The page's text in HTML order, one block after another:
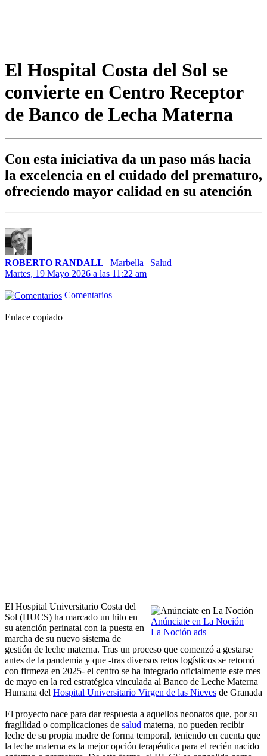
El Hospital Costa del Sol se
convierte en Centro Receptor
de Banco de Lecha Materna
Con esta iniciativa da un paso más hacia
la excelencia en el cuidado del prematuro,
ofreciendo mayor calidad en su atención
ROBERTO RANDALL | Marbella | Salud
Martes, 19 Mayo 2026 a las 11:22 am
Comentarios
Enlace copiado
Anúnciate en La Noción
La Noción ads
El Hospital Universitario Costa del
Sol (HUCS) ha marcado un hito en
su atención perinatal con la puesta en
marcha de su nuevo sistema de
gestión de leche materna. Tras un proceso que comenzó a gestarse
antes de la pandemia y que -tras diversos retos logísticos se retomó
con firmeza en 2025- el centro se ha integrado oficialmente este mes
de mayo en la red estratégica vinculada al Banco de Leche Materna
Humana del Hospital Universitario Virgen de las Nieves de Granada
El proyecto nace para dar respuesta a aquellos neonatos que, por su
fragilidad o complicaciones de salud materna, no pueden recibir
leche de su propia madre de forma temporal, teniendo en cuenta que
la leche materna es la mejor opción terapéutica para el recién nacido